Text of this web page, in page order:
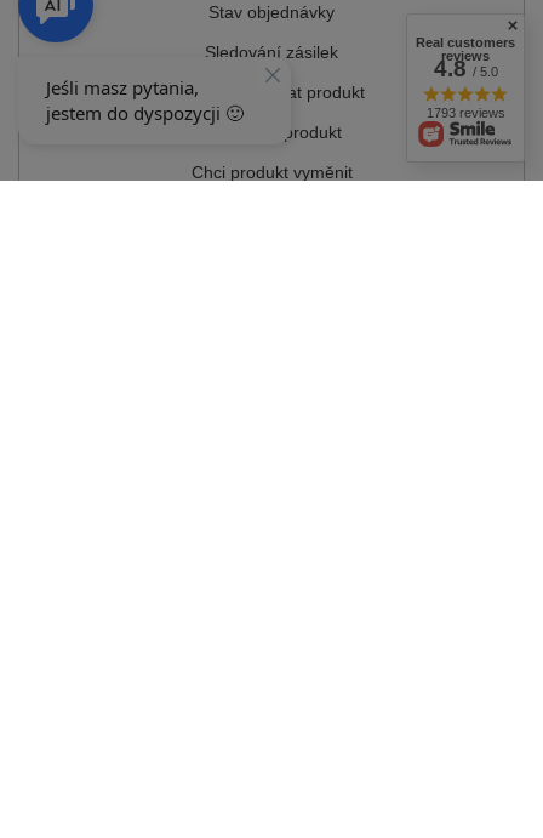
Stav objednávky
Sledování zásilek
Chci reklamovat produkt
Chci vrátit produkt
Chci produkt vyměnit
Real customers
reviews
4.8/ 5.0
1793 reviews